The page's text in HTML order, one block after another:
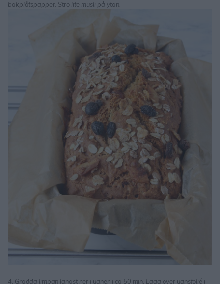
bakplåtspapper. Strö lite müsli på ytan.
4. Grädda limpan längst ner i ugnen i ca 50 min. Lägg över ugnsfolié i